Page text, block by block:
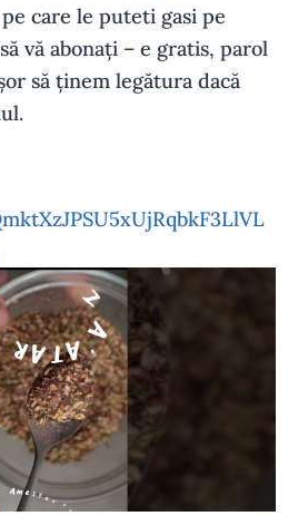
care le puteti gasi pe
vă abonați – e gratis, parol
să ținem legătura dacă